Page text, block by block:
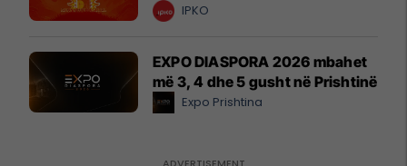
IPKO
EXPO DIASPORA 2026 mbahet
më 3, 4 dhe 5 gusht në Prishtinë
Expo Prishtina